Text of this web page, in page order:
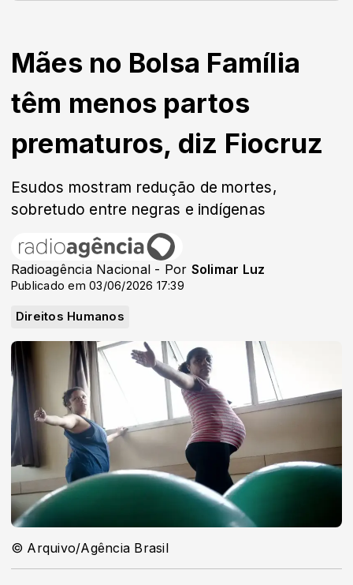
Mães no Bolsa Família
têm menos partos
prematuros, diz Fiocruz
Esudos mostram redução de mortes,
sobretudo entre negras e indígenas
Radioagência Nacional - Por Solimar Luz
Publicado em 03/06/2026 17:39
Direitos Humanos
© Arquivo/Agência Brasil